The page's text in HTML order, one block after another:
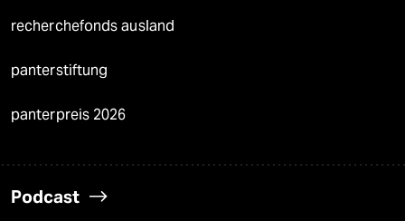
recherchefonds ausland
panterstiftung
panterpreis 2026
Podcast